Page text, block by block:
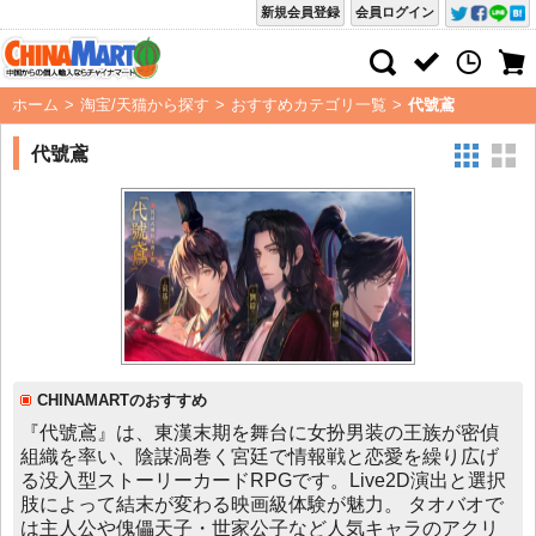
会員ログイン
新規会員登録
ホーム > 淘宝/天猫から探す > おすすめカテゴリ一覧 > 代號鳶
代號鳶
CHINAMARTのおすすめ
『代號鳶』は、東漢末期を舞台に女扮男装の王族が密偵
組織を率い、陰謀渦巻く宮廷で情報戦と恋愛を繰り広げ
る没入型ストーリーカードRPGです。Live2D演出と選択
肢によって結末が変わる映画級体験が魅力。 タオバオで
は主人公や傀儡天子・世家公子など人気キャラのアクリ